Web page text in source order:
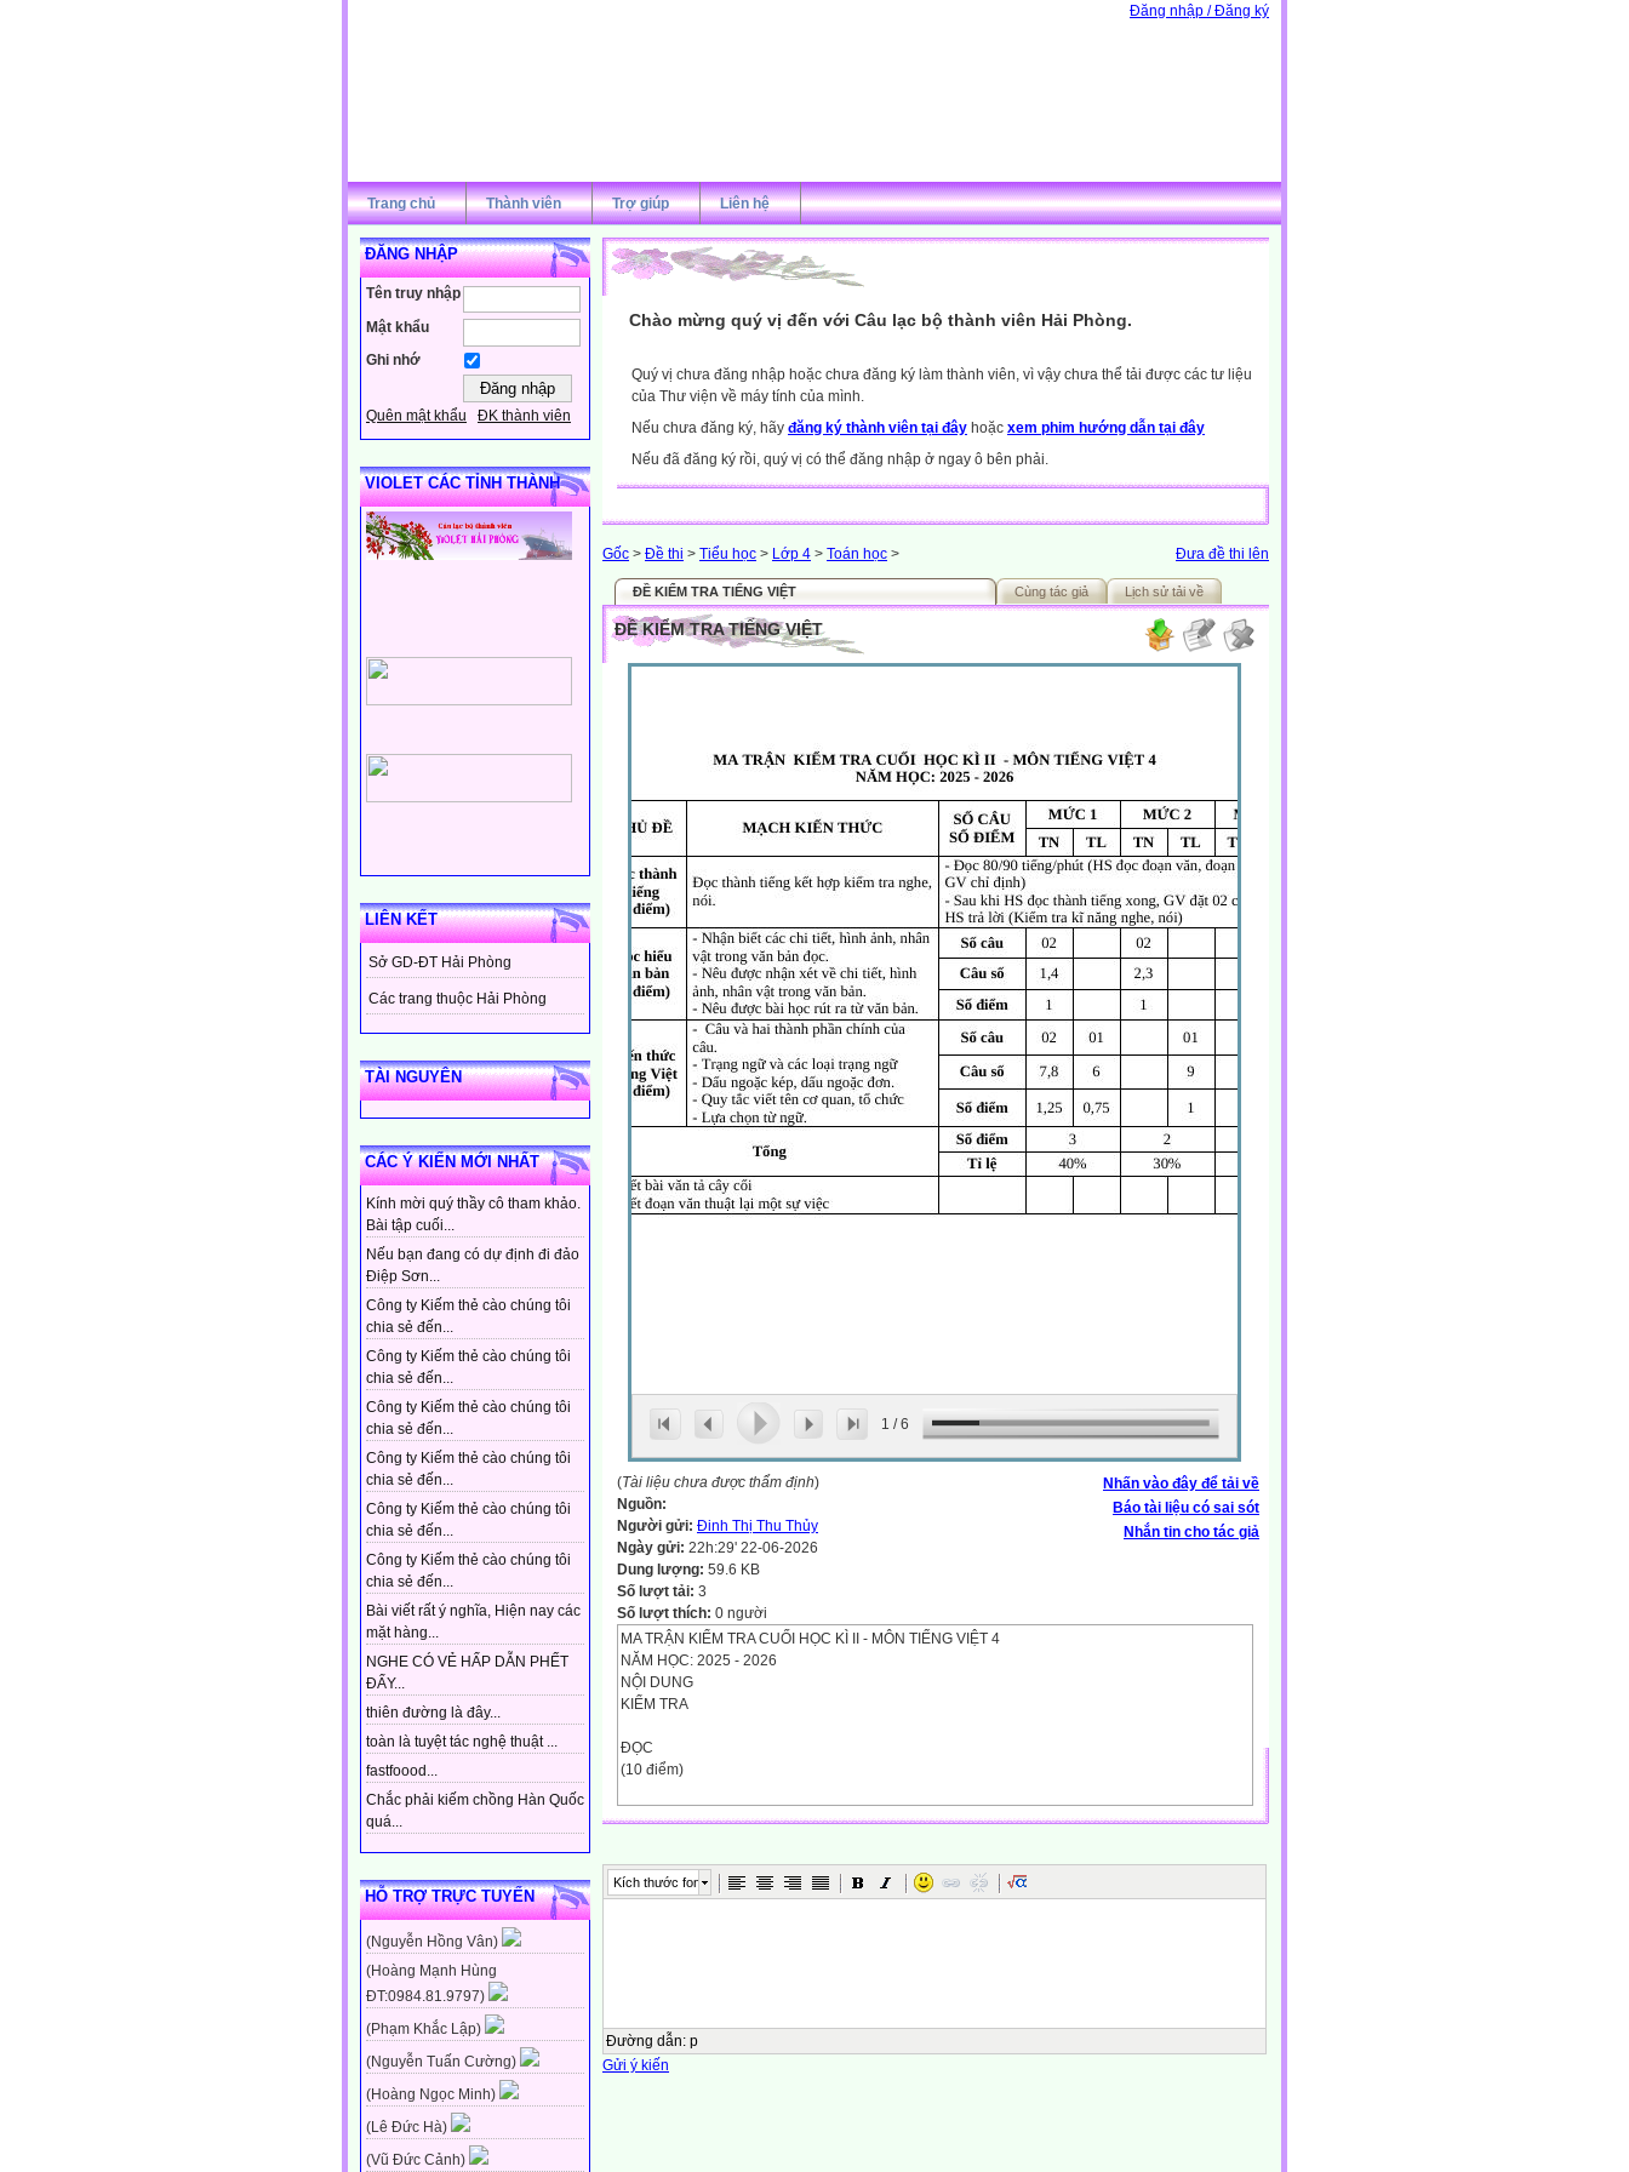
Đăng nhập / Đăng ký
Trang chủ Thành viên Trợ giúp Liên hệ
ĐĂNG NHẬP
Tên truy nhập
Mật khẩu
Ghi nhớ
Quên mật khẩu ĐK thành viên
VIOLET CÁC TỈNH THÀNH
LIÊN KẾT
Sở GD-ĐT Hải Phòng
Các trang thuộc Hải Phòng
TÀI NGUYÊN
CÁC Ý KIẾN MỚI NHẤT
Kính mời quý thầy cô tham khảo.
Bài tập cuối...
Nếu bạn đang có dự định đi đảo
Điệp Sơn...
Công ty Kiếm thẻ cào chúng tôi
chia sẻ đến...
Công ty Kiếm thẻ cào chúng tôi
chia sẻ đến...
Công ty Kiếm thẻ cào chúng tôi
chia sẻ đến...
Công ty Kiếm thẻ cào chúng tôi
chia sẻ đến...
Công ty Kiếm thẻ cào chúng tôi
chia sẻ đến...
Công ty Kiếm thẻ cào chúng tôi
chia sẻ đến...
Bài viết rất ý nghĩa, Hiện nay các
mặt hàng...
NGHE CÓ VẺ HẤP DẪN PHẾT
ĐẤY...
thiên đường là đây...
toàn là tuyệt tác nghệ thuật ...
fastfoood...
Chắc phải kiếm chồng Hàn Quốc
quá...
HỖ TRỢ TRỰC TUYẾN
(Nguyễn Hồng Vân)
(Hoàng Mạnh Hùng
ĐT:0984.81.9797)
(Phạm Khắc Lập)
(Nguyễn Tuấn Cường)
(Hoàng Ngọc Minh)
(Lê Đức Hà)
(Vũ Đức Cảnh)
Chào mừng quý vị đến với Câu lạc bộ thành viên Hải Phòng.
Quý vị chưa đăng nhập hoặc chưa đăng ký làm thành viên, vì vậy chưa thể tải được các tư liệu
của Thư viện về máy tính của mình.
Nếu chưa đăng ký, hãy đăng ký thành viên tại đây hoặc xem phim hướng dẫn tại đây
Nếu đã đăng ký rồi, quý vị có thể đăng nhập ở ngay ô bên phải.
Đưa đề thi lên
Gốc > Đề thi > Tiểu học > Lớp 4 > Toán học >
ĐỀ KIỂM TRA TIẾNG VIỆT Cùng tác giả Lịch sử tải về
ĐỀ KIỂM TRA TIẾNG VIỆT
1 /6
Nhấn vào đây để tải về
Báo tài liệu có sai sót
Nhắn tin cho tác giả
(Tài liệu chưa được thẩm định)
Nguồn:
Người gửi: Đinh Thị Thu Thủy
Ngày gửi: 22h:29' 22-06-2026
Dung lượng: 59.6 KB
Số lượt tải: 3
Số lượt thích: 0 người
MA TRẬN KIỂM TRA CUỐI HỌC KÌ II - MÔN TIẾNG VIỆT 4
NĂM HỌC: 2025 - 2026
NỘI DUNG
KIỂM TRA
ĐỌC
(10 điểm)
CHỦ ĐỀ
MỨC 1
MỨC 2
Kích thước font
Đường dẫn: p
Gửi ý kiến